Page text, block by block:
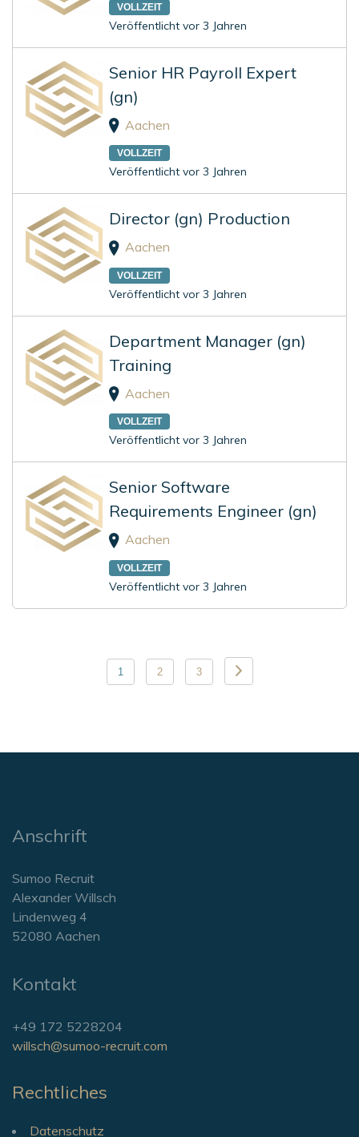
VOLLZEIT
Veröffentlicht vor 3 Jahren
Senior HR Payroll Expert
(gn)
Aachen
VOLLZEIT
Veröffentlicht vor 3 Jahren
Director (gn) Production
Aachen
VOLLZEIT
Veröffentlicht vor 3 Jahren
Department Manager (gn)
Training
Aachen
VOLLZEIT
Veröffentlicht vor 3 Jahren
Senior Software
Requirements Engineer (gn)
Aachen
VOLLZEIT
Veröffentlicht vor 3 Jahren
Seitennummerierung
1 2 3
Anschrift
Sumoo Recruit
Alexander Willsch
Lindenweg 4
52080 Aachen
Kontakt
+49 172 5228204
willsch@sumoo-recruit.com
Rechtliches
Datenschutz